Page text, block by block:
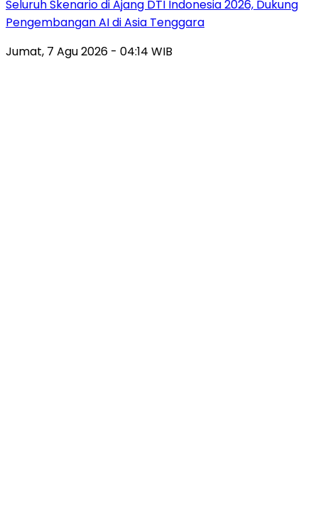
Seluruh Skenario di Ajang DTI Indonesia 2026, Dukung
Pengembangan AI di Asia Tenggara
Jumat, 7 Agu 2026 - 04:14 WIB